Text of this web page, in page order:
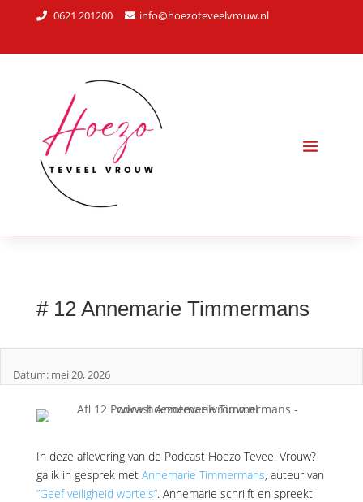
0621 201200 info@hoezoteveelvrouw.nl
# 12 Annemarie Timmermans
Datum: mei 20, 2026
In deze aflevering van de Podcast Hoezo Teveel Vrouw?
ga ik in gesprek met ⁠ Annemarie Timmermans⁠, auteur van
”Geef veiligheid wortels”. Annemarie schrijft en spreekt